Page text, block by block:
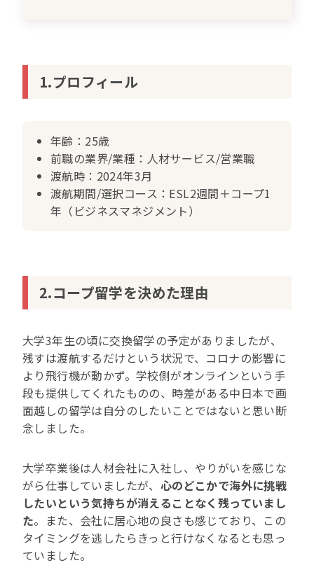
1.プロフィール
年齢：25歳
前職の業界/業種：人材サービス/営業職
渡航時：2024年3月
渡航期間/選択コース：ESL2週間＋コープ1
年（ビジネスマネジメント）
2.コープ留学を決めた理由
大学3年生の頃に交換留学の予定がありましたが、
残すは渡航するだけという状況で、コロナの影響に
より飛行機が動かず。学校側がオンラインという手
段も提供してくれたものの、時差がある中日本で画
面越しの留学は自分のしたいことではないと思い断
念しました。
大学卒業後は人材会社に入社し、やりがいを感じな
がら仕事していましたが、 心のどこかで海外に挑戦
したいという気持ちが消えることなく残っていまし
た。また、会社に居心地の良さも感じており、この
タイミングを逃したらきっと行けなくなるとも思っ
ていました。